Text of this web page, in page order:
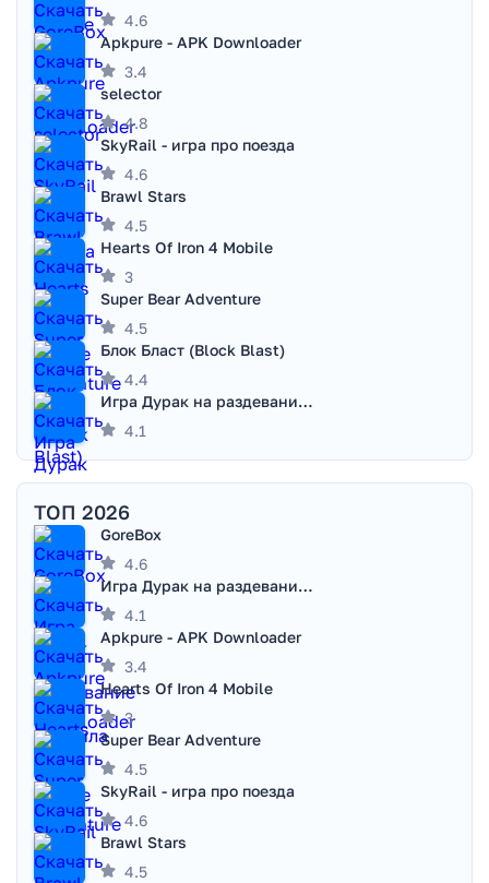
4.6
Apkpure - APK Downloader
3.4
selector
4.8
SkyRail - игра про поезда
4.6
Brawl Stars
4.5
Hearts Of Iron 4 Mobile
3
Super Bear Adventure
4.5
Блок Бласт (Block Blast)
4.4
Игра Дурак на раздевание - Правила игры
4.1
ТОП 2026
GoreBox
4.6
Игра Дурак на раздевание - Правила игры
4.1
Apkpure - APK Downloader
3.4
Hearts Of Iron 4 Mobile
3
Super Bear Adventure
4.5
SkyRail - игра про поезда
4.6
Brawl Stars
4.5